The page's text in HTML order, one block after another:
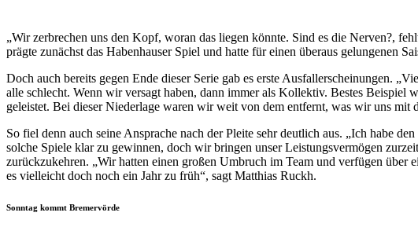
„Wir zerbrechen uns den Kopf, woran das liegen könnte. Sind es die Nerven?,
prägte zunächst das Habenhauser Spiel und hatte für einen überaus gelungenen
Doch auch bereits gegen Ende dieser Serie gab es erste Ausfallerscheinungen.
alle schlecht. Wenn wir versagt haben, dann immer als Kollektiv. Bestes
geleistet. Bei dieser Niederlage waren wir weit von dem entfernt, was wir uns
So fiel denn auch seine Ansprache nach der Pleite sehr deutlich aus. „Ich habe
solche Spiele klar zu gewinnen, doch wir bringen unser Leistungsvermögen
zurückzukehren. „Wir hatten einen großen Umbruch im Team und verfügen
es vielleicht doch noch ein Jahr zu früh“, sagt Matthias Ruckh.
Sonntag kommt Bremervörde